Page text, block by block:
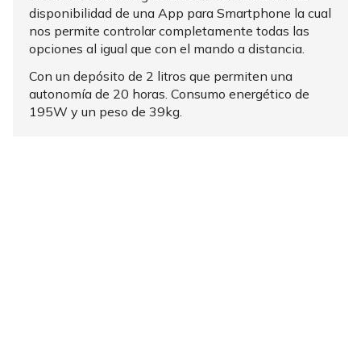
disponibilidad de una App para Smartphone la cual
nos permite controlar completamente todas las
opciones al igual que con el mando a distancia.
Con un depósito de 2 litros que permiten una
autonomía de 20 horas. Consumo energético de
195W y un peso de 39kg.